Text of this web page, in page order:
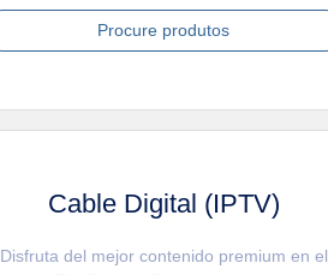
Procure produtos
Cable Digital (IPTV)
Disfruta del mejor contenido premium en el